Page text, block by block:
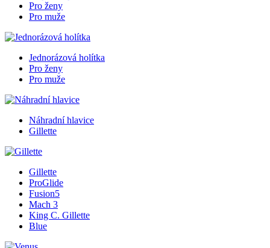
Pro ženy
Pro muže
Jednorázová holítka
Pro ženy
Pro muže
Náhradní hlavice
Gillette
Gillette
ProGlide
Fusion5
Mach 3
King C. Gillette
Blue